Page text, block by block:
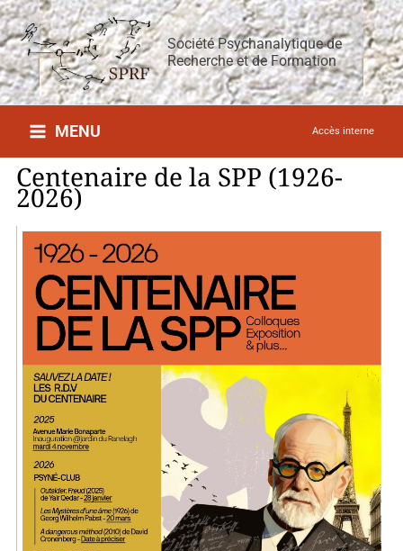
Aller
au
contenu
Société Psychanalytique de
Recherche et de Formation
MENU Accès interne
Centenaire de la SPP (1926-
2026)